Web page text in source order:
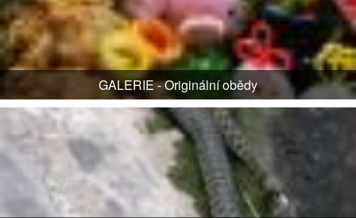
GALERIE - Originální obědy